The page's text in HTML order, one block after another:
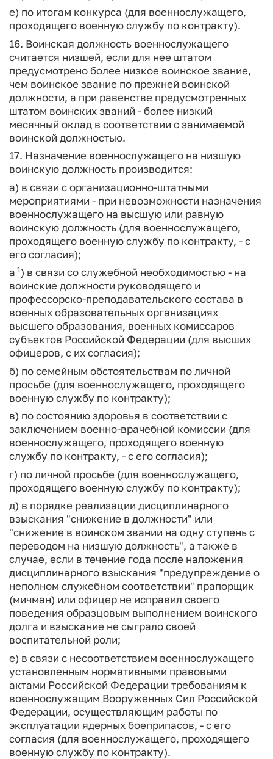
е) по итогам конкурса (для военнослужащего,
проходящего военную службу по контракту).
16. Воинская должность военнослужащего
считается низшей, если для нее штатом
предусмотрено более низкое воинское звание,
чем воинское звание по прежней воинской
должности, а при равенстве предусмотренных
штатом воинских званий - более низкий
месячный оклад в соответствии с занимаемой
воинской должностью.
17. Назначение военнослужащего на низшую
воинскую должность производится:
а) в связи с организационно-штатными
мероприятиями - при невозможности назначения
военнослужащего на высшую или равную
воинскую должность (для военнослужащего,
проходящего военную службу по контракту, - с
его согласия);
а 1) в связи со служебной необходимостью - на
воинские должности руководящего и
профессорско-преподавательского состава в
военных образовательных организациях
высшего образования, военных комиссаров
субъектов Российской Федерации (для высших
офицеров, с их согласия);
б) по семейным обстоятельствам по личной
просьбе (для военнослужащего, проходящего
военную службу по контракту);
в) по состоянию здоровья в соответствии с
заключением военно-врачебной комиссии (для
военнослужащего, проходящего военную
службу по контракту, - с его согласия);
г) по личной просьбе (для военнослужащего,
проходящего военную службу по контракту);
д) в порядке реализации дисциплинарного
взыскания "снижение в должности" или
"снижение в воинском звании на одну ступень с
переводом на низшую должность", а также в
случае, если в течение года после наложения
дисциплинарного взыскания "предупреждение о
неполном служебном соответствии" прапорщик
(мичман) или офицер не исправил своего
поведения образцовым выполнением воинского
долга и взыскание не сыграло своей
воспитательной роли;
е) в связи с несоответствием военнослужащего
установленным нормативными правовыми
актами Российской Федерации требованиям к
военнослужащим Вооруженных Сил Российской
Федерации, осуществляющим работы по
эксплуатации ядерных боеприпасов, - с его
согласия (для военнослужащего, проходящего
военную службу по контракту).